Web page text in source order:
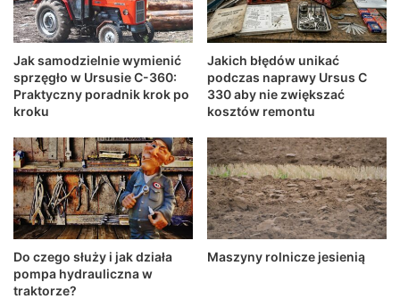
Jak samodzielnie wymienić
sprzęgło w Ursusie C-360:
Praktyczny poradnik krok po
kroku
Jakich błędów unikać
podczas naprawy Ursus C
330 aby nie zwiększać
kosztów remontu
Do czego służy i jak działa
pompa hydrauliczna w
traktorze?
Maszyny rolnicze jesienią